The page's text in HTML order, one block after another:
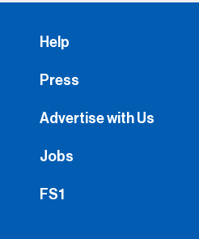
Help
Press
Advertise with Us
Jobs
FS1